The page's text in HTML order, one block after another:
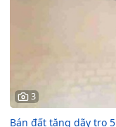
3
Bán đất tặng dãy trọ